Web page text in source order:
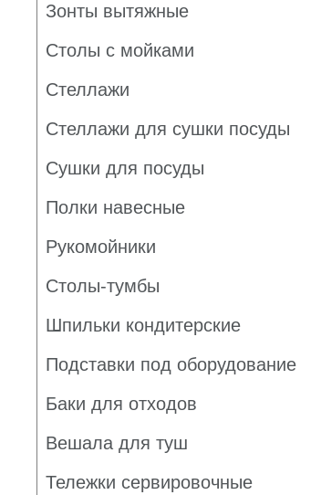
Зонты вытяжные
Столы с мойками
Стеллажи
Стеллажи для сушки посуды
Сушки для посуды
Полки навесные
Рукомойники
Столы-тумбы
Шпильки кондитерские
Подставки под оборудование
Баки для отходов
Вешала для туш
Тележки сервировочные